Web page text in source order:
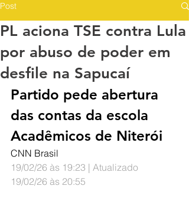
Post
PL aciona TSE contra Lula
por abuso de poder em
desfile na Sapucaí
Partido pede abertura
das contas da escola
Acadêmicos de Niterói
CNN Brasil
19/02/26 às 19:23 | Atualizado
19/02/26 às 20:55